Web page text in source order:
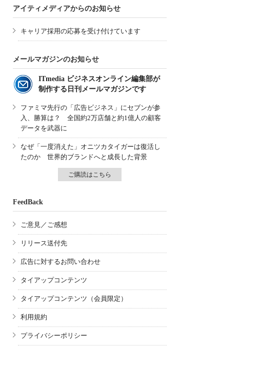
アイティメディアからのお知らせ
キャリア採用の応募を受け付けています
メールマガジンのお知らせ
ITmedia ビジネスオンライン編集部が
制作する日刊メールマガジンです
ファミマ先行の「広告ビジネス」にセブンが参
入、勝算は？ 全国約2万店舗と約1億人の顧客
データを武器に
なぜ「一度消えた」オニツカタイガーは復活し
たのか 世界的ブランドへと成長した背景
ご購読はこちら
FeedBack
ご意見／ご感想
リリース送付先
広告に対するお問い合わせ
タイアップコンテンツ
タイアップコンテンツ（会員限定）
利用規約
プライバシーポリシー